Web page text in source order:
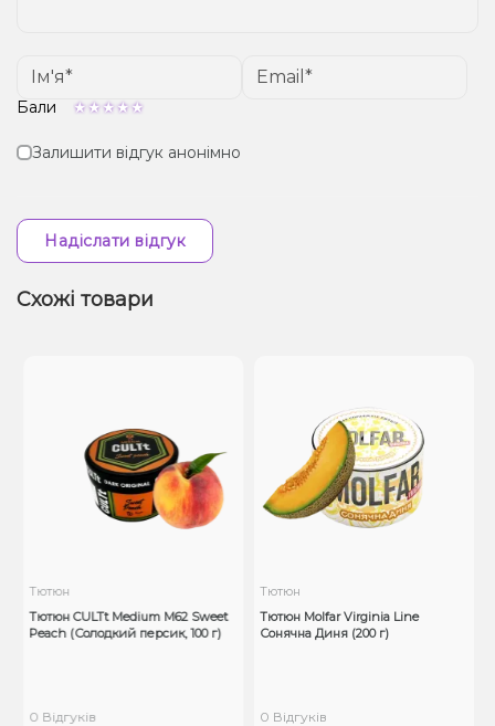
Бали
Залишити відгук анонімно
Надіслати відгук
Схожі товари
Тютюн
Тютюн CULTt Medium M62 Sweet
Peach (Солодкий персик, 100 г)
0 Відгуків
Тютюн
Тютюн Molfar Virginia Line
Сонячна Диня (200 г)
0 Відгуків